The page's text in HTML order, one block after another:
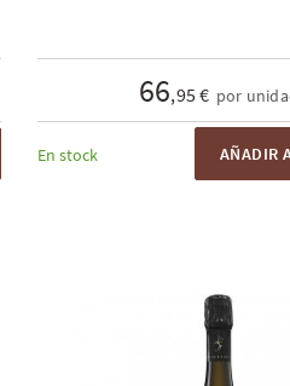
66,95 € por
En stock AÑADIR